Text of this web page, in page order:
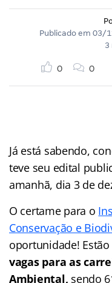
Publicado em 03/
3
0 0
Já está sabendo,
teve seu edital
amanhã, dia 3 de
O certame para o
Conservação e
oportunidade!
vagas para as
Ambiental, sendo